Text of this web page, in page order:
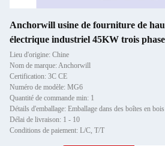
Anchorwill usine de fourniture de
électrique industriel 45KW trois
Lieu d'origine: Chine
Nom de marque: Anchorwill
Certification: 3C CE
Numéro de modèle: MG6
Quantité de commande min: 1
Détails d'emballage: Emballage dans des boîtes en
Délai de livraison: 1 - 10
Conditions de paiement: L/C, T/T